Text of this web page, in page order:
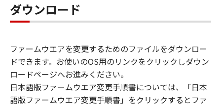
ダウンロード
ファームウエアを変更するためのファイルをダウンロー
ドできます。お使いのOS用のリンクをクリックしダウン
ロードページへお進みください。
日本語版ファームウエア変更手順書については、「日本
語版ファームウエア変更手順書」をクリックするとファ